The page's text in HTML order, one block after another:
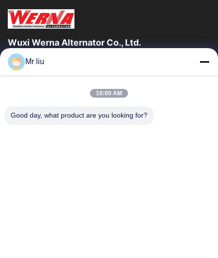
Wuxi Werna Alternator Co., Ltd.
Liên Kết Nhanh
Về Chúng Tôi
Chuyến Tham Quan Nhà Máy
Kiểm Soát Chất Lượng
Mr liu
10:00 AM
Good day, what product are you looking for?